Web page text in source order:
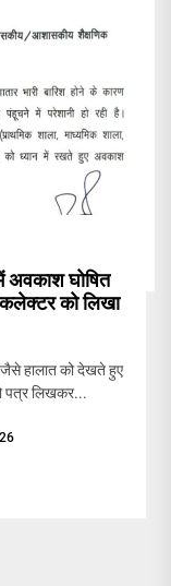
अवकाश घोषित
कलेक्टर को लिखा
जैसे हालात को देखते हुए
पत्र लिखकर...